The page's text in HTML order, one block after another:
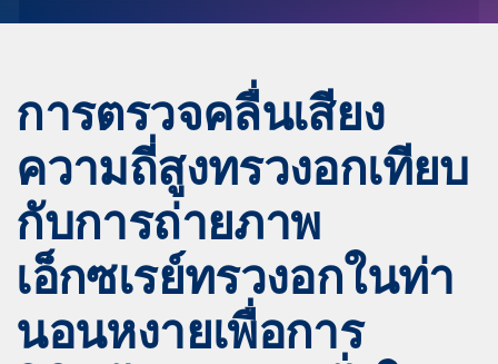
การตรวจคลื่นเสียง
ความถี่สูงทรวงอกเทียบ
กับการถ่ายภาพ
เอ็กซเรย์ทรวงอกในท่า
นอนหงายเพื่อการ